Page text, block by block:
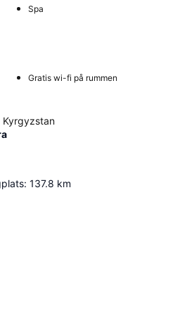
Spa
Gratis wi-fi på rummen
Kyrgyzstan
: 137.8 km